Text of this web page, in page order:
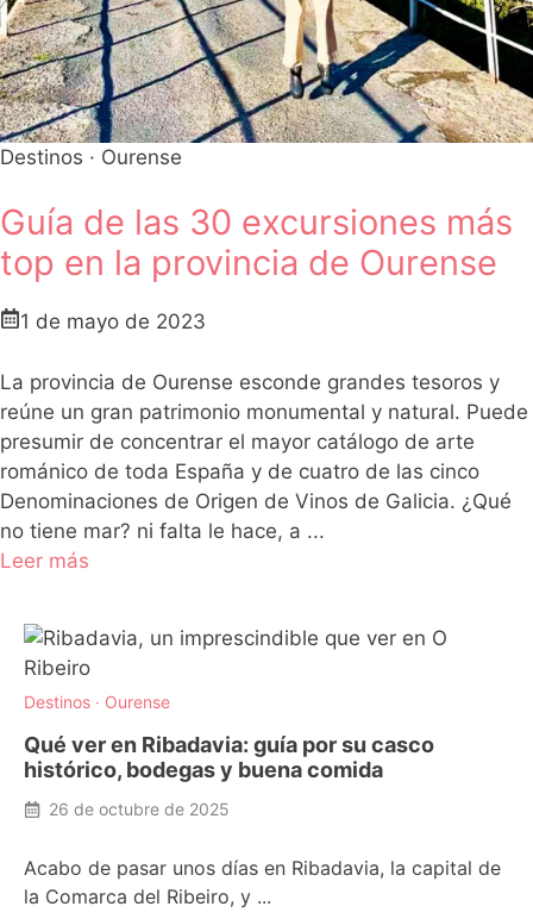
Destinos · Ourense
Guía de las 30 excursiones más
top en la provincia de Ourense
1 de mayo de 2023
La provincia de Ourense esconde grandes tesoros y
reúne un gran patrimonio monumental y natural. Puede
presumir de concentrar el mayor catálogo de arte
románico de toda España y de cuatro de las cinco
Denominaciones de Origen de Vinos de Galicia. ¿Qué
no tiene mar? ni falta le hace, a ...
Leer más
Destinos · Ourense
Qué ver en Ribadavia: guía por su casco
histórico, bodegas y buena comida
26 de octubre de 2025
Acabo de pasar unos días en Ribadavia, la capital de
la Comarca del Ribeiro, y ...